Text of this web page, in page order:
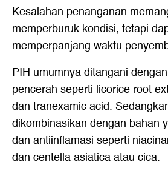
Kesalahan penanganan
memperburuk kondisi, tetapi
memperpanjang waktu
PIH umumnya ditangani
pencerah seperti licorice root
dan tranexamic acid.
dikombinasikan dengan bahan
dan antiinflamasi seperti
dan centella asiatica atau cica.